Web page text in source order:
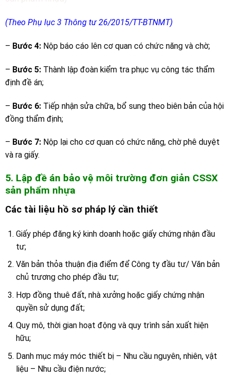
(Theo Phụ lục 3 Thông tư 26/2015/TT-BTNMT)
– Bước 4:Nộp báo cáo lên cơ quan có chức năng và chờ;
– Bước 5:Thành lập đoàn kiểm tra phục vụ công tác thẩm
định đề án;
– Bước 6:Tiếp nhận sửa chữa, bổ sung theo biên bản của hội
đồng thẩm định;
– Bước 7:Nộp lại cho cơ quan có chức năng, chờ phê duyệt
và ra giấy.
5. Lập đề án bảo vệ môi trường đơn giản CSSX
sản phẩm nhựa
Các tài liệu hồ sơ pháp lý cần thiết
Giấy phép đăng ký kinh doanh hoặc giấy chứng nhận đầu
tư;
Văn bản thỏa thuận địa điểm để Công ty đầu tư/ Văn bản
chủ trương cho phép đầu tư;
Hợp đồng thuê đất, nhà xưởng hoặc giấy chứng nhận
quyền sử dụng đất;
Quy mô, thời gian hoạt động và quy trình sản xuất hiện
hữu;
Danh mục máy móc thiết bị – Nhu cầu nguyên, nhiên, vật
liệu – Nhu cầu điện nước;